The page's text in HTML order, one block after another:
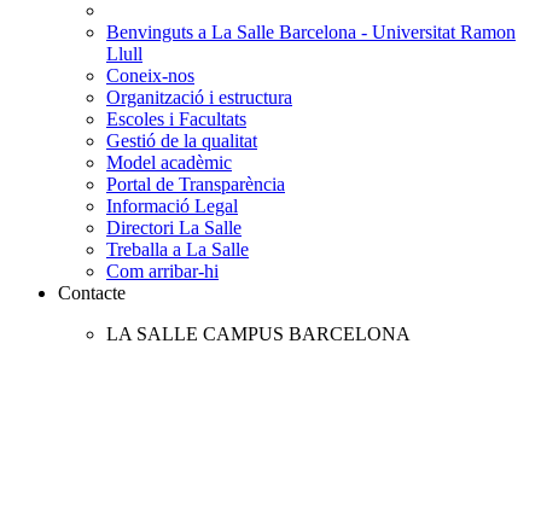
Benvinguts a La Salle Barcelona - Universitat Ramon
Llull
Coneix-nos
Organització i estructura
Escoles i Facultats
Gestió de la qualitat
Model acadèmic
Portal de Transparència
Informació Legal
Directori La Salle
Treballa a La Salle
Com arribar-hi
Contacte
LA SALLE CAMPUS BARCELONA